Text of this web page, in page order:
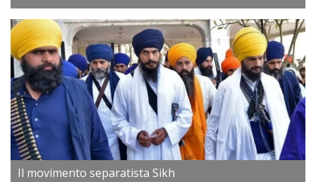
Il movimento separatista Sikh